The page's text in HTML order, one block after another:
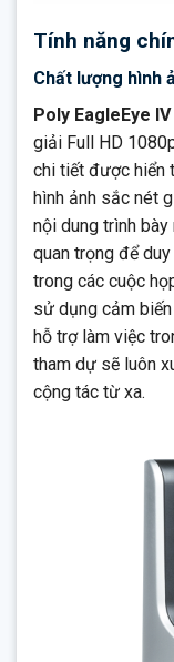
Tính năng
Chất lượng hình
Poly EagleEye IV
giải Full HD
chi tiết được hiển
hình ảnh sắc nét
nội dung trình
quan trọng để
trong các cuộc
sử dụng cảm
hỗ trợ làm việc
tham dự sẽ luôn
cộng tác từ xa.